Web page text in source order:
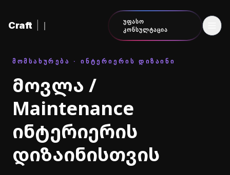
Craft
ᲣᲤᲐᲡᲝ
ᲙᲝᲜᲡᲣᲚᲢᲐᲪᲘᲐ
ᲛᲝᲛᲡᲐᲮᲣᲠᲔᲑᲐ · ᲘᲜᲢᲔᲠᲘᲔᲠᲘᲡ ᲓᲘᲖᲐᲘᲜᲘ
მოვლა /
Maintenance
ინტერიერის
დიზაინისთვის